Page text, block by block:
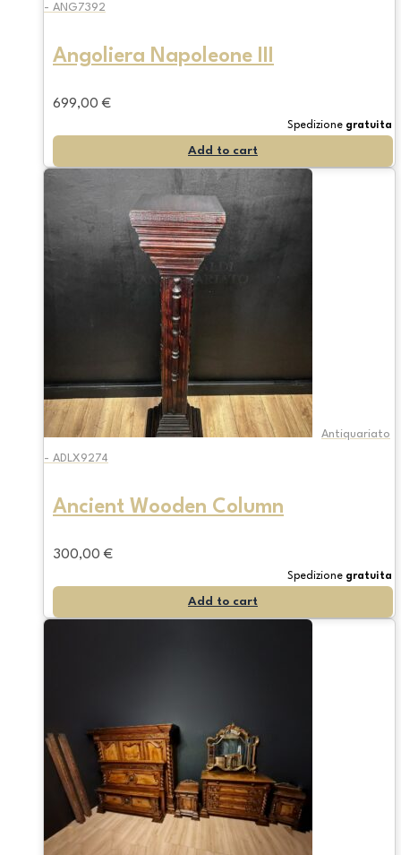
- ANG7392
Angoliera Napoleone III
699,00 €
Spedizione gratuita
Add to cart
Antiquariato
- ADLX9274
Ancient Wooden Column
300,00 €
Spedizione gratuita
Add to cart